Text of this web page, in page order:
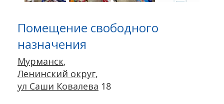
Помещение свободного
назначения
Мурманск,
Ленинский округ,
ул Саши Ковалева 18